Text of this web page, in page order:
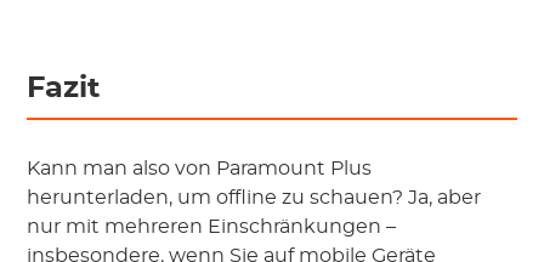
Fazit
Kann man also von Paramount Plus
herunterladen, um offline zu schauen? Ja, aber
nur mit mehreren Einschränkungen –
insbesondere, wenn Sie auf mobile Geräte